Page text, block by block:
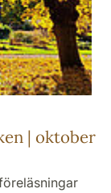
| oktober